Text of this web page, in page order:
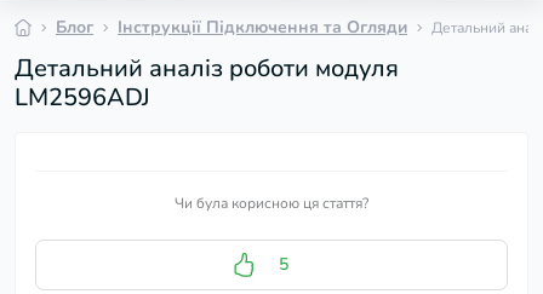
Блог Інструкції Підключення та Огляди Детальний
Детальний аналіз роботи модуля
LM2596ADJ
Чи була корисною ця стаття?
5